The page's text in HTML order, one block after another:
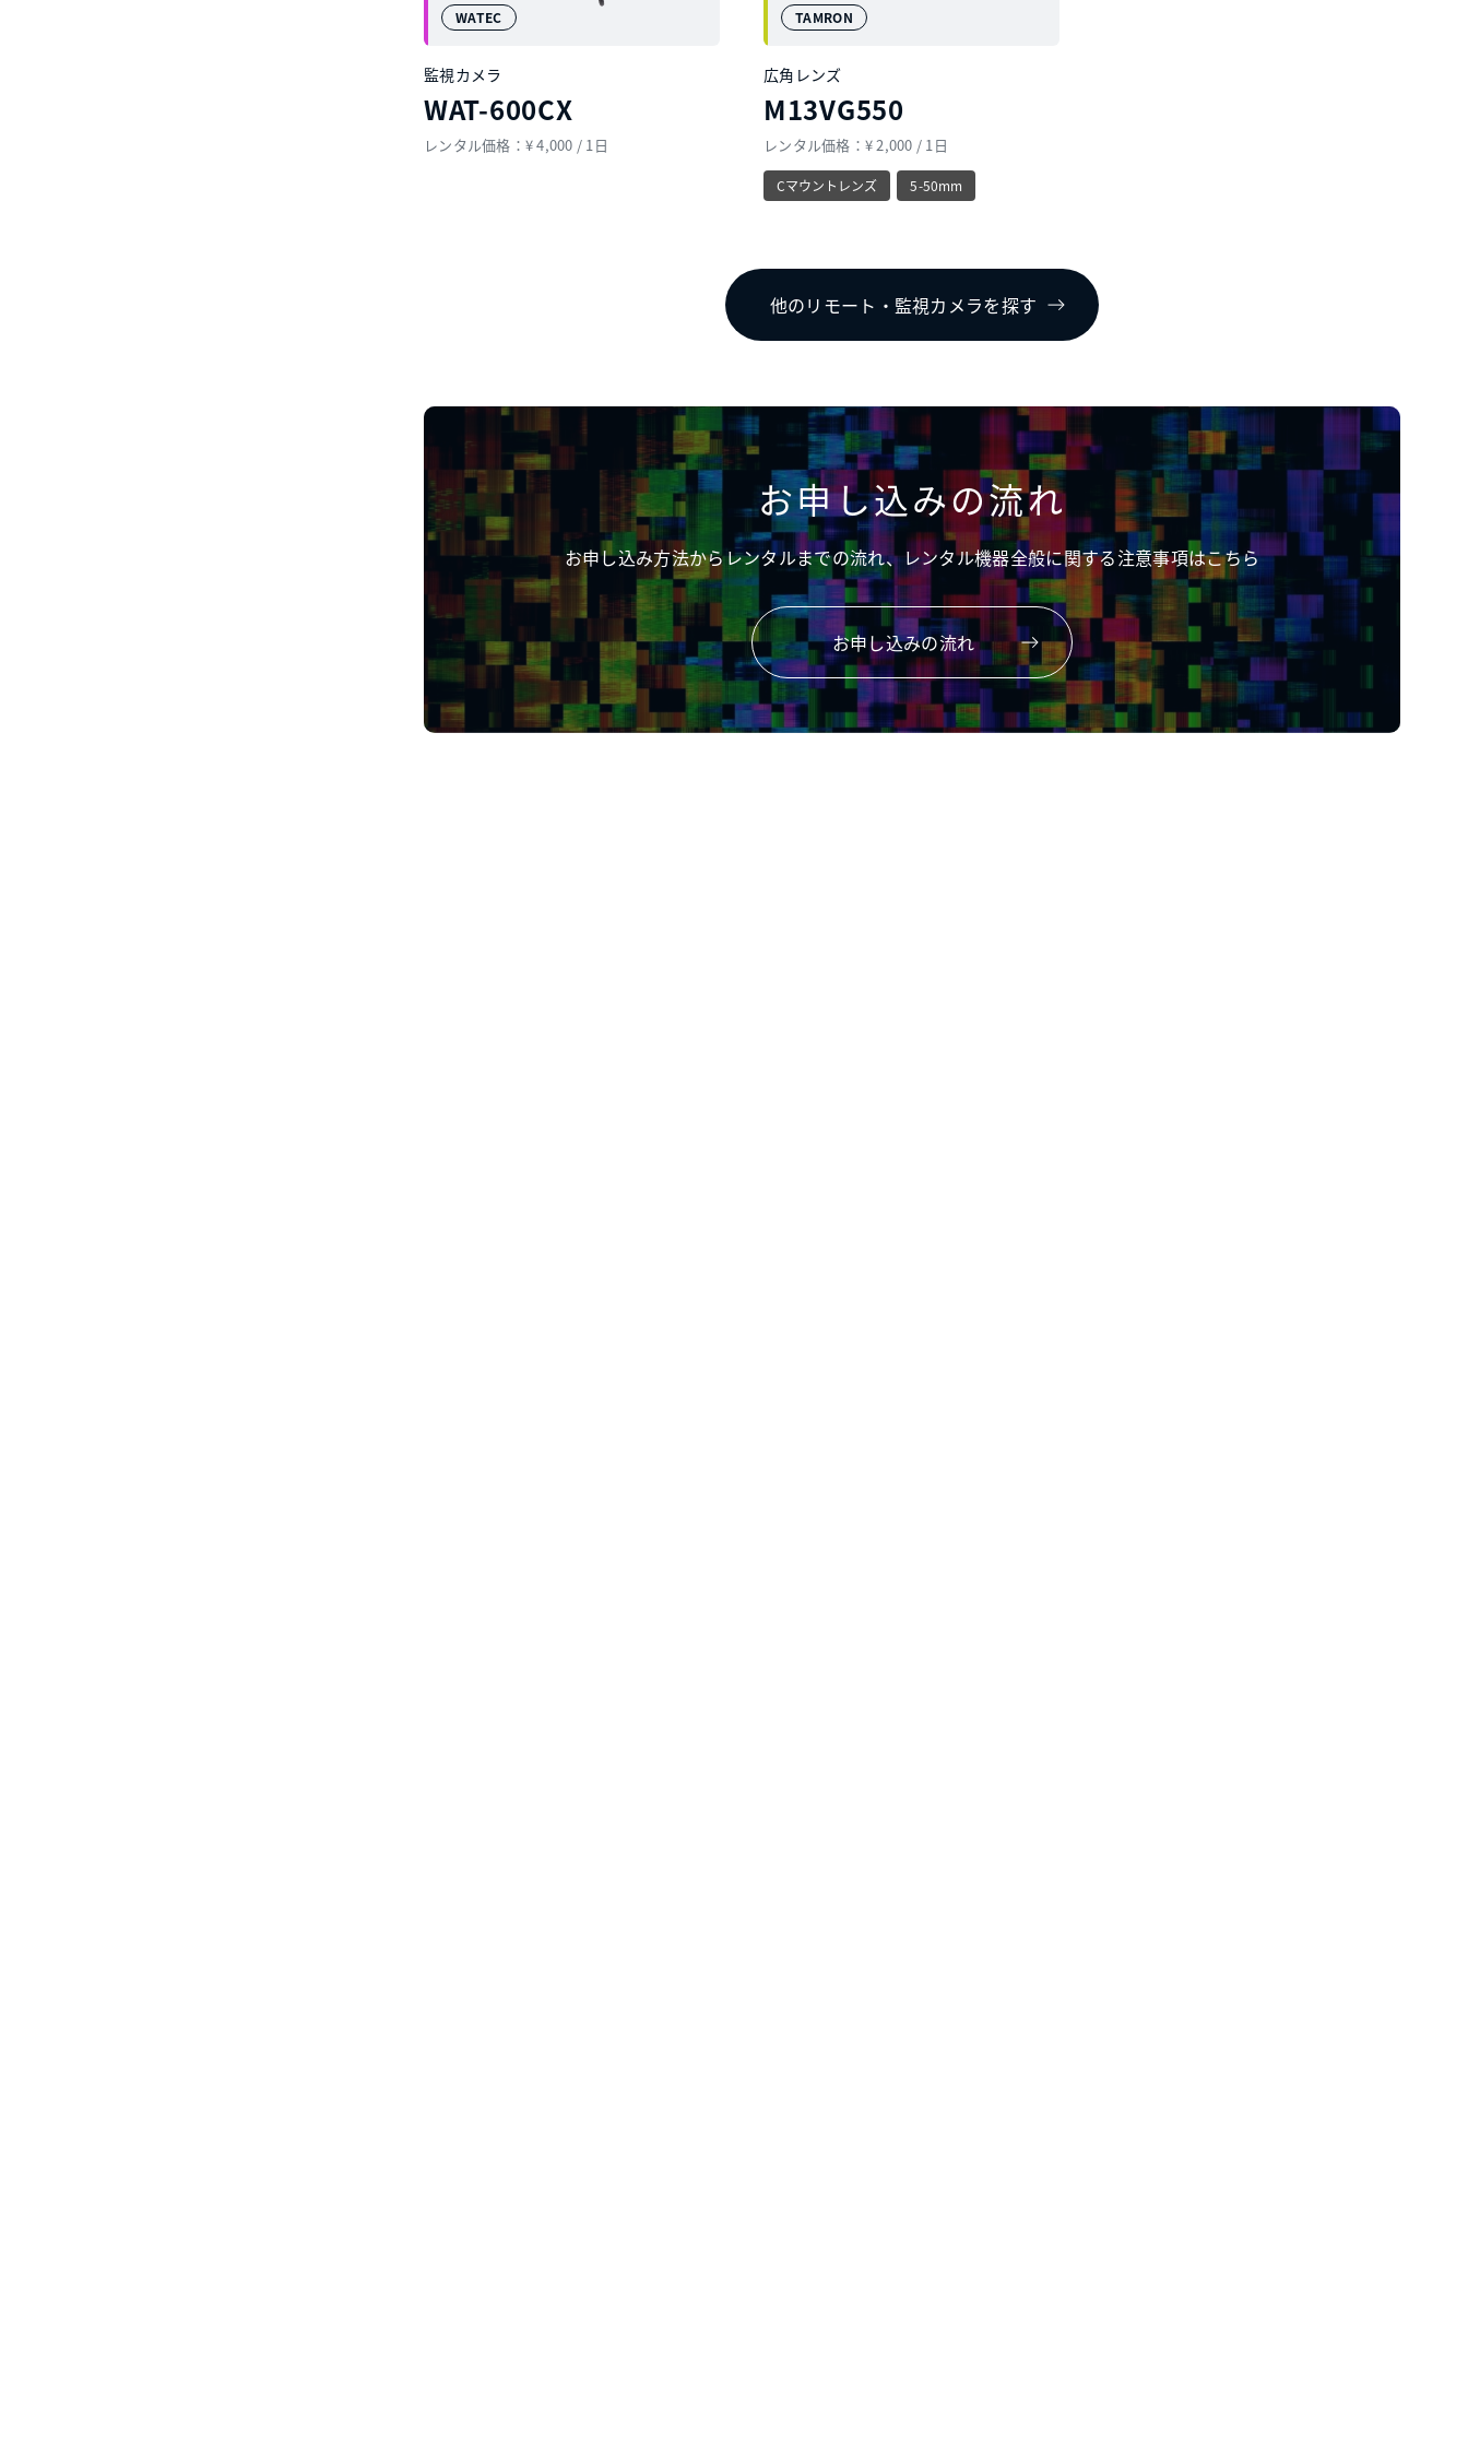
WATEC
監視カメラ
WAT-600CX
レンタル価格：¥ 4,000 / 1日
TAMRON
広角レンズ
M13VG550
レンタル価格：¥ 2,000 / 1日
Cマウントレンズ 5-50mm
他のリモート・監視カメラを探す
お申し込みの流れ
お申し込み方法からレンタルまでの流れ、レンタル機器全般に関する注意事項はこちら
お申し込みの流れ